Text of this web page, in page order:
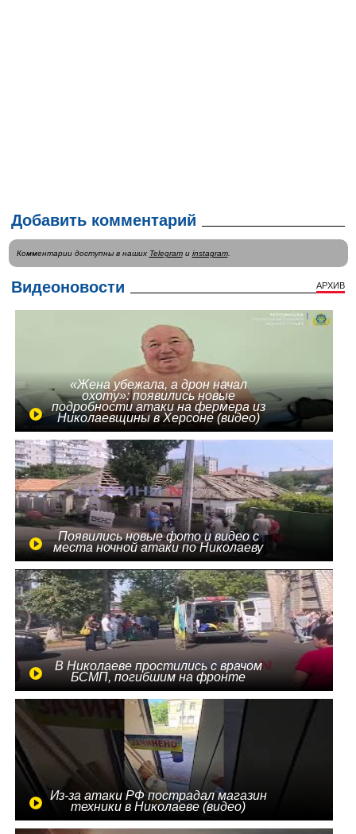
Добавить комментарий
Комментарии доступны в наших Telegramи instagram.
Видеоновости АРХИВ
«Жена убежала, а дрон начал
охоту»: появились новые
подробности атаки на фермера из
Николаевщины в Херсоне (видео)
Появились новые фото и видео с
места ночной атаки по Николаеву
В Николаеве простились с врачом
БСМП, погибшим на фронте
Из-за атаки РФ пострадал магазин
техники в Николаеве (видео)